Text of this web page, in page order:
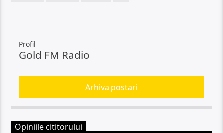
Profil
Gold FM Radio
Arhiva postari
Opiniile cititorului